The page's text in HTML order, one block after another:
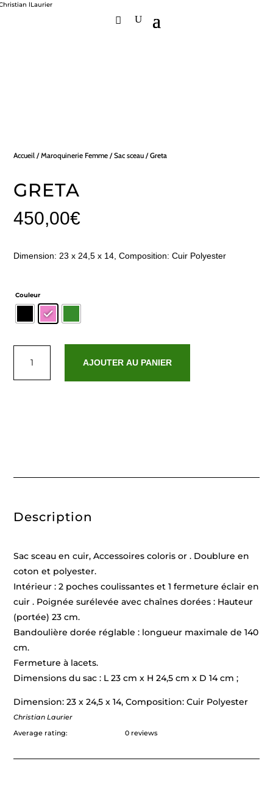
Accueil /Maroquinerie Femme /Sac sceau / Greta
GRETA
450,00€
Dimension: 23 x 24,5 x 14, Composition: Cuir Polyester
Couleur
AJOUTER AU PANIER
Description
Sac sceau en cuir, Accessoires coloris or . Doublure en
coton et polyester.
Intérieur : 2 poches coulissantes et 1 fermeture éclair en
cuir . Poignée surélevée avec chaînes dorées : Hauteur
(portée) 23 cm.
Bandoulière dorée réglable : longueur maximale de 140
cm.
Fermeture à lacets.
Dimensions du sac : L 23 cm x H 24,5 cm x D 14 cm ;
Dimension: 23 x 24,5 x 14, Composition: Cuir Polyester
Christian Laurier
Average rating:
0 reviews